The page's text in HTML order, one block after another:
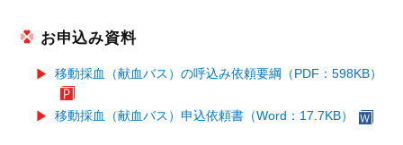
お申込み資料
移動採血（献血バス）の呼込み依頼要綱（PDF：598KB）
移動採血（献血バス）申込依頼書（Word：17.7KB）